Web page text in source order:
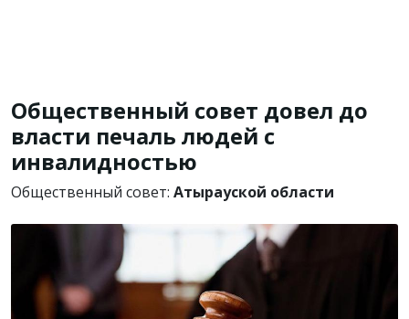
Общественный совет довел до
власти печаль людей с
инвалидностью
Общественный совет: Атырауской области